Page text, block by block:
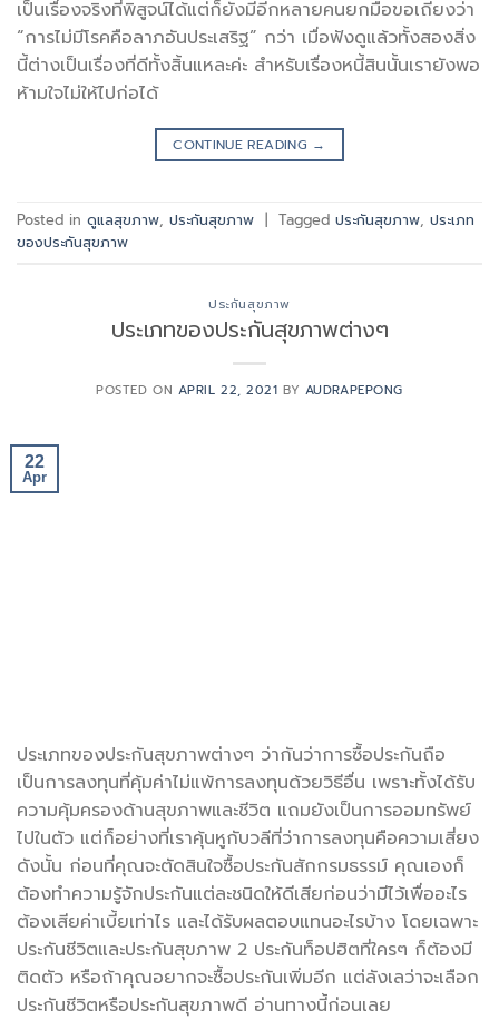
เป็นเรื่องจริงที่พิสูจน์ได้แต่ก็ยังมีอีกหลายคนยกมือขอเถียงว่า
“การไม่มีโรคคือลาภอันประเสริฐ” กว่า เมื่อฟังดูแล้วทั้งสองสิ่ง
นี้ต่างเป็นเรื่องที่ดีทั้งสิ้นแหละค่ะ สำหรับเรื่องหนี้สินนั้นเรายังพอ
ห้ามใจไม่ให้ไปก่อได้
CONTINUE READING →
Posted in ดูแลสุขภาพ, ประกันสุขภาพ Tagged ประกันสุขภาพ, ประเภท
ของประกันสุขภาพ
ประกันสุขภาพ
ประเภทของประกันสุขภาพต่างๆ
POSTED ON APRIL 22, 2021 BY AUDRAPEPONG
22
Apr
ประเภทของประกันสุขภาพต่างๆ ว่ากันว่าการซื้อประกันถือ
เป็นการลงทุนที่คุ้มค่าไม่แพ้การลงทุนด้วยวิธีอื่น เพราะทั้งได้รับ
ความคุ้มครองด้านสุขภาพและชีวิต แถมยังเป็นการออมทรัพย์
ไปในตัว แต่ก็อย่างที่เราคุ้นหูกับวลีที่ว่าการลงทุนคือความเสี่ยง
ดังนั้น ก่อนที่คุณจะตัดสินใจซื้อประกันสักกรมธรรม์ คุณเองก็
ต้องทำความรู้จักประกันแต่ละชนิดให้ดีเสียก่อนว่ามีไว้เพื่ออะไร
ต้องเสียค่าเบี้ยเท่าไร และได้รับผลตอบแทนอะไรบ้าง โดยเฉพาะ
ประกันชีวิตและประกันสุขภาพ 2 ประกันท็อปฮิตที่ใครๆ ก็ต้องมี
ติดตัว หรือถ้าคุณอยากจะซื้อประกันเพิ่มอีก แต่ลังเลว่าจะเลือก
ประกันชีวิตหรือประกันสุขภาพดี อ่านทางนี้ก่อนเลย